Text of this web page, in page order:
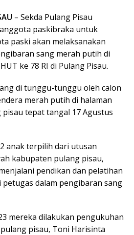
– Sekda Pulang Pisau
paskibraka untuk
paski akan melaksanakan
sang merah putih di
ke 78 RI di Pulang Pisau.
di tunggu-tunggu oleh calon
merah putih di halaman
tepat tangal 17 Agustus
anak terpilih dari utusan
kabupaten pulang pisau,
pendikan dan pelatihan
dalam pengibaran sang
mereka dilakukan pengukuhan
pisau, Toni Harisinta